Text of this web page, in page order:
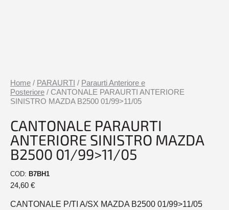
Home / PARAURTI / Paraurti Anteriore e
Posteriore / CANTONALE PARAURTI ANTERIORE
SINISTRO MAZDA B2500 01/99>11/05
CANTONALE PARAURTI
ANTERIORE SINISTRO MAZDA
B2500 01/99>11/05
COD: B7BH1
24,60 €
CANTONALE P/TI A/SX MAZDA B2500 01/99>11/05